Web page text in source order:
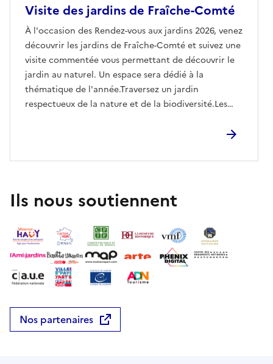
Visite des jardins de Fraîche-Comté
À l'occasion des Rendez-vous aux jardins 2026, venez
découvrir les jardins de Fraîche-Comté et suivez une
visite commentée vous permettant de découvrir le
jardin au naturel. Un espace sera dédié à la
thématique de l'année.Traversez un jardin
respectueux de la nature et de la biodiversité.Les
journée du vendredi est réservée au public scolaire.
Ils nous soutiennent
Nos partenaires